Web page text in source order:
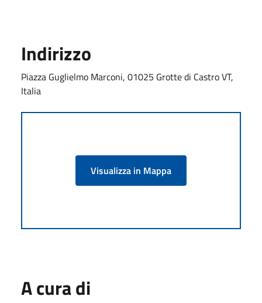
Indirizzo
Piazza Guglielmo Marconi, 01025 Grotte di Castro VT,
Italia
Visualizza in Mappa
A cura di